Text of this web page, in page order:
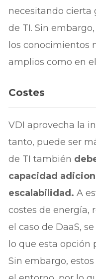
necesitando cierta
de TI. Sin
los conocimientos
amplios como en
Costes
VDI aprovecha la
tanto, puede ser
de TI también
capacidad
escalabilidad. A
costes de energía,
el caso de DaaS,
lo que esta opción
Sin embargo,